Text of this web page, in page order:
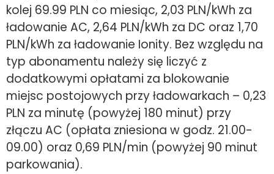
kolej 69.99 PLN co miesiąc, 2,03 PLN/kWh za
ładowanie AC, 2,64 PLN/kWh za DC oraz 1,70
PLN/kWh za ładowanie Ionity. Bez względu na
typ abonamentu należy się liczyć z
dodatkowymi opłatami za blokowanie
miejsc postojowych przy ładowarkach – 0,23
PLN za minutę (powyżej 180 minut) przy
złączu AC (opłata zniesiona w godz. 21.00-
09.00) oraz 0,69 PLN/min (powyżej 90 minut
parkowania).